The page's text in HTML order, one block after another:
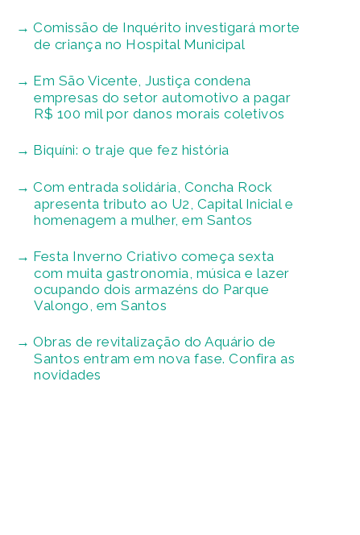
Comissão de Inquérito investigará morte
de criança no Hospital Municipal
Em São Vicente, Justiça condena
empresas do setor automotivo a pagar
R$ 100 mil por danos morais coletivos
Biquíni: o traje que fez história
Com entrada solidária, Concha Rock
apresenta tributo ao U2, Capital Inicial e
homenagem a mulher, em Santos
Festa Inverno Criativo começa sexta
com muita gastronomia, música e lazer
ocupando dois armazéns do Parque
Valongo, em Santos
Obras de revitalização do Aquário de
Santos entram em nova fase. Confira as
novidades